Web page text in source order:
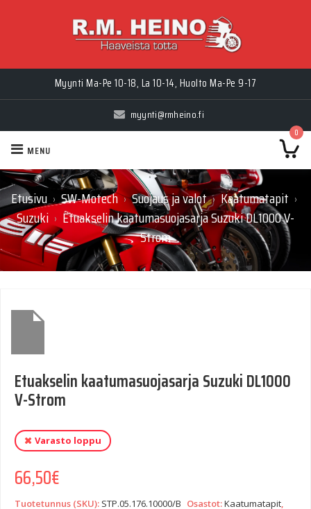
Myynti Ma-Pe 10-18, La 10-14, Huolto Ma-Pe 9-17
myynti@rmheino.fi
0
MENU
Etusivu › SW-Motech › Suojaus ja valot › Kaatumatapit ›
Suzuki › Etuakselin kaatumasuojasarja Suzuki DL1000 V-
Strom
Etuakselin kaatumasuojasarja Suzuki DL1000
V-Strom
Varasto loppu
66,50€
Tuotetunnus (SKU): STP.05.176.10000/B Osastot:Kaatumatapit,